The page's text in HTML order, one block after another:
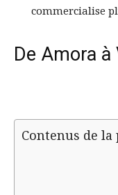
commercialise
De Amora
Contenus de la